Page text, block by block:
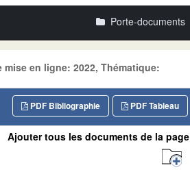
Porte-documents
en ligne: 2022, Thématique:
PDF Tableau
PDF Bibliographie
Ajouter tous les documents de la page